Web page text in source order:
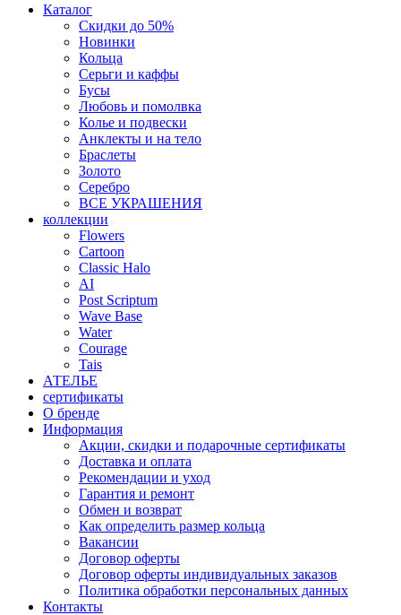
Каталог
Скидки до 50%
Новинки
Кольца
Серьги и каффы
Бусы
Любовь и помолвка
Колье и подвески
Анклекты и на тело
Браслеты
Золото
Серебро
ВСЕ УКРАШЕНИЯ
коллекции
Flowers
Cartoon
Classic Halo
AI
Post Scriptum
Wave Base
Water
Courage
Tais
АТЕЛЬЕ
сертификаты
О бренде
Информация
Акции, скидки и подарочные сертификаты
Доставка и оплата
Рекомендации и уход
Гарантия и ремонт
Обмен и возврат
Как определить размер кольца
Вакансии
Договор оферты
Договор оферты индивидуальных заказов
Политика обработки персональных данных
Контакты